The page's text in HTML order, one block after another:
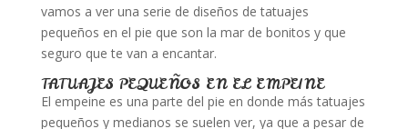
vamos a ver una serie de diseños de tatuajes
pequeños en el pie que son la mar de bonitos y que
seguro que te van a encantar.
TATUAJES PEQUEÑOS EN EL EMPEINE
El empeine es una parte del pie en donde más tatuajes
pequeños y medianos se suelen ver, ya que a pesar de